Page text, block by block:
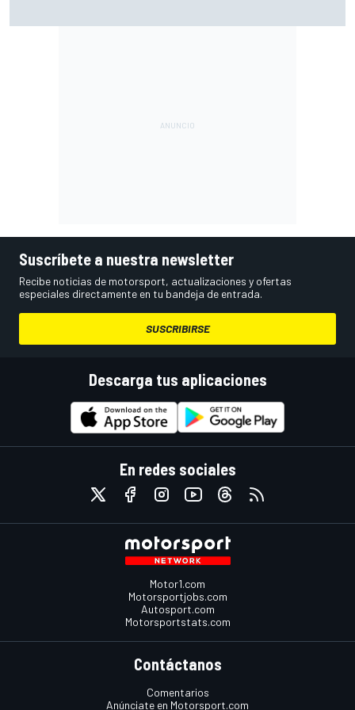
Suscríbete a nuestra newsletter
Recibe noticias de motorsport, actualizaciones y ofertas
especiales directamente en tu bandeja de entrada.
SUSCRIBIRSE
Descarga tus aplicaciones
En redes sociales
Motor1.com
Motorsportjobs.com
Autosport.com
Motorsportstats.com
Contáctanos
Comentarios
Anúnciate en Motorsport.com